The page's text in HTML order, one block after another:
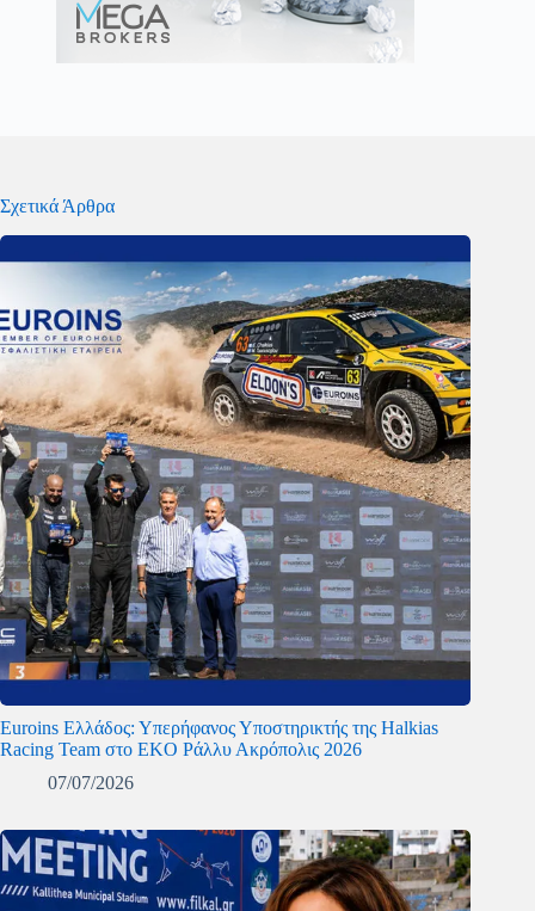
Σχετικά Άρθρα
Euroins Ελλάδος: Υπερήφανος Υποστηρικτής της Halkias
Racing Team στο EKO Ράλλυ Ακρόπολις 2026
07/07/2026